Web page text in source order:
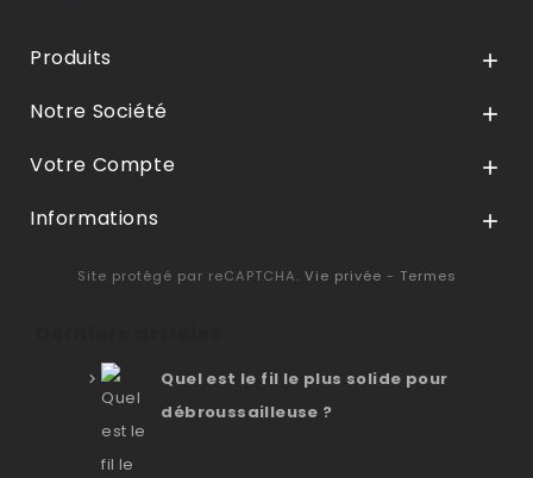
Produits 
Notre Société 
Votre Compte 
Informations 
Site protégé par reCAPTCHA. Vie privée - Termes
Quel est le fil le plus solide pour
débroussailleuse ?